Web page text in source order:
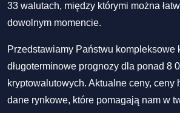
33 walutach, między którymi można
dowolnym momencie.
Przedstawiamy Państwu kompleksowe
długoterminowe prognozy dla ponad 8
kryptowalutowych. Aktualne ceny, ceny
dane rynkowe, które pomagają nam w